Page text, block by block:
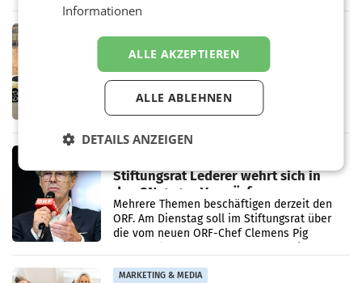
Bundeswettbewerbsbehörde und der
Rekordergebnis im Juli: Leapmotor
verdoppelt Auslieferungen und
überschreitet die 100.000er-Marke
– Im Juli 2026 erreichte Leapmotor einen
wichtigen Meilenstein und lieferte weltweit
101.267 Fahrzeuge aus, womit sich das
Ergebnis gegenüber Juli 2025 mehr als
verdoppelte (+102
Stiftungsrat Lederer wehrt sich in
den SN gegen Vorwürfe
Mehrere Themen beschäftigen derzeit den
ORF. Am Dienstag soll im Stiftungsrat über
die vom neuen ORF-Chef Clemens Pig
MARKETING & MEDIA
Informationen
ALLE AKZEPTIEREN
ALLE ABLEHNEN
DETAILS ANZEIGEN